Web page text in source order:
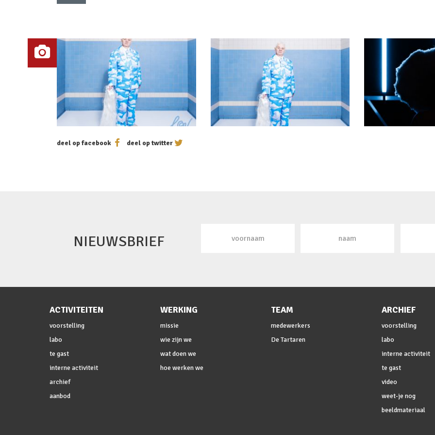
deel op facebook deel op twitter
NIEUWSBRIEF
ACTIVITEITEN
voorstelling
labo
te gast
interne activiteit
archief
aanbod
WERKING
missie
wie zijn we
wat doen we
hoe werken we
TEAM
medewerkers
De Tartaren
ARCHIEF
voorstelling
labo
interne activiteit
te gast
video
weet-je nog
beeldmateriaal